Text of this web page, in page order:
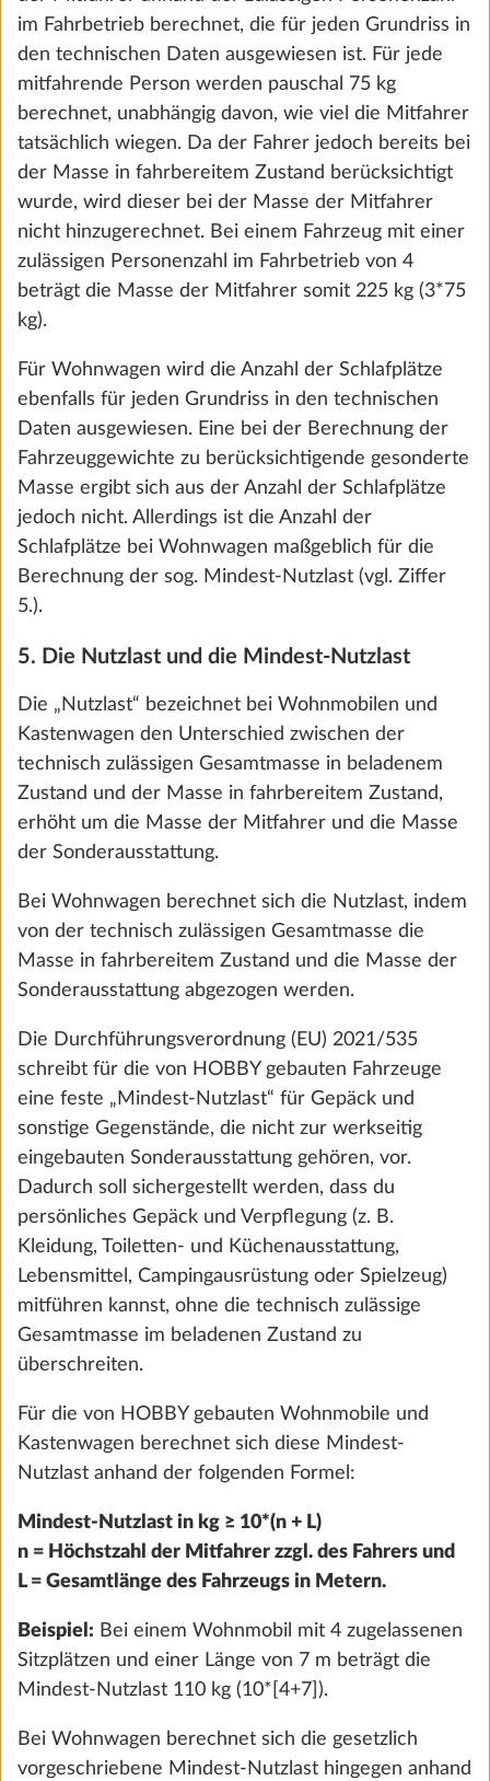
Informationen zu den Cookies und
Anpassungsmöglichkeiten findest du unter dem
Link „Details anzeigen“.
Details anzeigen Ablehnen
Zustimmen und weiter
SCHRITT 4 VON 6
Wasser, Gas, Elektrik
Abwassertank, 90 Liter
SERIE
Abwassertank, 90 Liter, beheizt Mehr
Hinzufügen
Gasdruckregler TRUMA DuoControl inkl.
Umschaltautomatik, Crash-Sensor, Eis-Ex
und Gasfilter
Mehr
Hinzufügen
im Fahrbetrieb berechnet, die für jeden Grundriss in
den technischen Daten ausgewiesen ist. Für jede
mitfahrende Person werden pauschal 75 kg
berechnet, unabhängig davon, wie viel die Mitfahrer
tatsächlich wiegen. Da der Fahrer jedoch bereits bei
der Masse in fahrbereitem Zustand berücksichtigt
wurde, wird dieser bei der Masse der Mitfahrer
nicht hinzugerechnet. Bei einem Fahrzeug mit einer
zulässigen Personenzahl im Fahrbetrieb von 4
beträgt die Masse der Mitfahrer somit 225 kg (3*75
kg).
Für Wohnwagen wird die Anzahl der Schlafplätze
ebenfalls für jeden Grundriss in den technischen
Daten ausgewiesen. Eine bei der Berechnung der
Fahrzeuggewichte zu berücksichtigende gesonderte
Masse ergibt sich aus der Anzahl der Schlafplätze
jedoch nicht. Allerdings ist die Anzahl der
Schlafplätze bei Wohnwagen maßgeblich für die
Berechnung der sog. Mindest-Nutzlast (vgl. Ziffer
5.).
5. Die Nutzlast und die Mindest-Nutzlast
Die „Nutzlast“ bezeichnet bei Wohnmobilen und
Kastenwagen den Unterschied zwischen der
technisch zulässigen Gesamtmasse in beladenem
Zustand und der Masse in fahrbereitem Zustand,
erhöht um die Masse der Mitfahrer und die Masse
der Sonderausstattung.
Bei Wohnwagen berechnet sich die Nutzlast, indem
von der technisch zulässigen Gesamtmasse die
Masse in fahrbereitem Zustand und die Masse der
Sonderausstattung abgezogen werden.
Die Durchführungsverordnung (EU) 2021/535
schreibt für die von HOBBY gebauten Fahrzeuge
eine feste „Mindest-Nutzlast“ für Gepäck und
sonstige Gegenstände, die nicht zur werkseitig
eingebauten Sonderausstattung gehören, vor.
Dadurch soll sichergestellt werden, dass du
persönliches Gepäck und Verpflegung (z. B.
Kleidung, Toiletten- und Küchenausstattung,
Lebensmittel, Campingausrüstung oder Spielzeug)
mitführen kannst, ohne die technisch zulässige
Gesamtmasse im beladenen Zustand zu
überschreiten.
Für die von HOBBY gebauten Wohnmobile und
Kastenwagen berechnet sich diese Mindest-
Nutzlast anhand der folgenden Formel:
Mindest-Nutzlast in kg ≥ 10*(n + L)
n = Höchstzahl der Mitfahrer zzgl. des Fahrers und
L = Gesamtlänge des Fahrzeugs in Metern.
Beispiel: Bei einem Wohnmobil mit 4 zugelassenen
Sitzplätzen und einer Länge von 7 m beträgt die
Mindest-Nutzlast 110 kg (10*[4+7]).
Bei Wohnwagen berechnet sich die gesetzlich
vorgeschriebene Mindest-Nutzlast hingegen anhand